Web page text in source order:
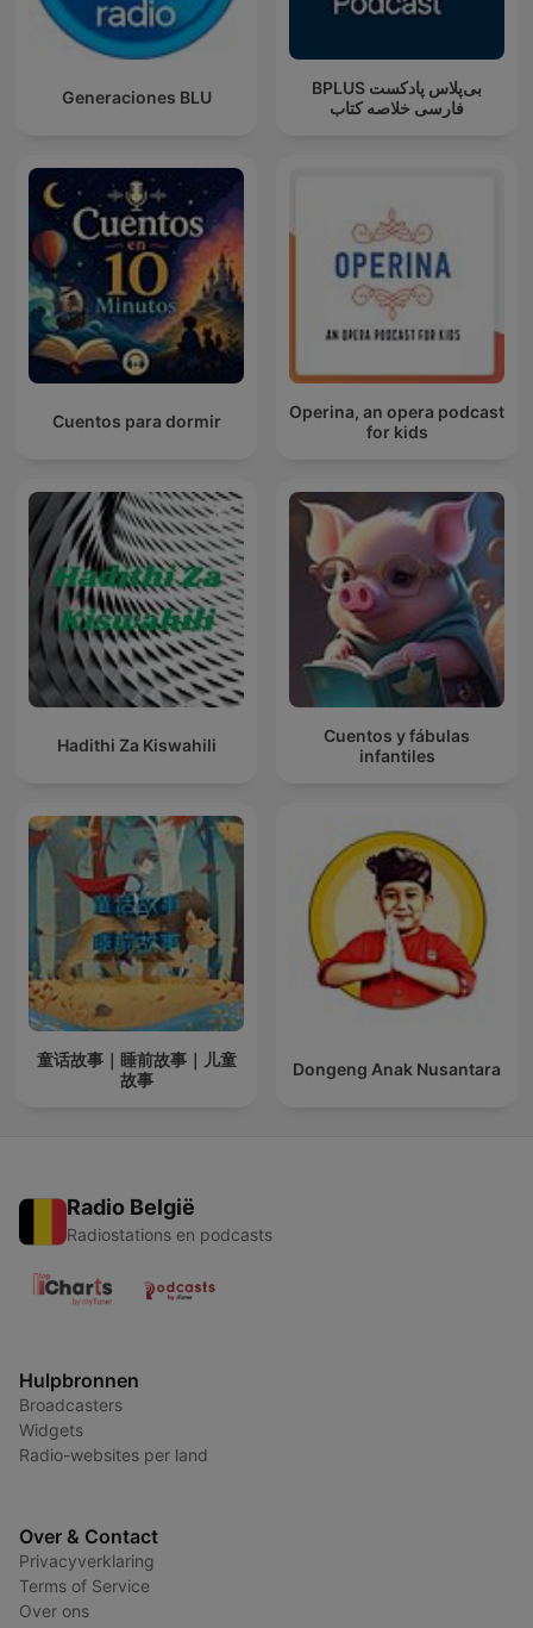
Generaciones BLU
‌BPLUS بی‌پلاس پادکست
فارسی خلاصه کتاب
Cuentos para dormir
Operina, an opera podcast
for kids
Hadithi Za Kiswahili
Cuentos y fábulas
infantiles
童话故事｜睡前故事｜儿童
故事
Dongeng Anak Nusantara
Radio België
Radiostations en podcasts
Hulpbronnen
Broadcasters
Widgets
Radio-websites per land
Over & Contact
Privacyverklaring
Terms of Service
Over ons